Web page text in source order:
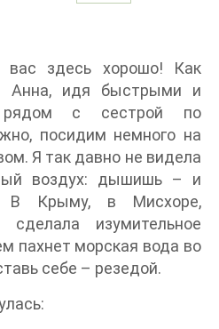
здесь хорошо! Как
Анна, идя быстрыми и
с сестрой по
посидим немного на
Я так давно не видела
воздух: дышишь – и
В Крыму, в Мисхоре,
изумительное
пахнет морская вода во
себе – резедой.